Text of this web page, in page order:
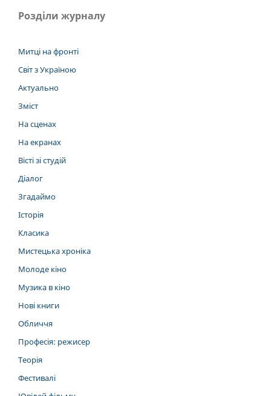
Розділи журналу
Митці на фронті
Світ з Україною
Актуально
Зміст
На сценах
На екранах
Вісті зі студій
Діалог
Згадаймо
Історія
Класика
Мистецька хроніка
Молоде кіно
Музика в кіно
Нові книги
Обличчя
Професія: режисер
Теорія
Фестивалі